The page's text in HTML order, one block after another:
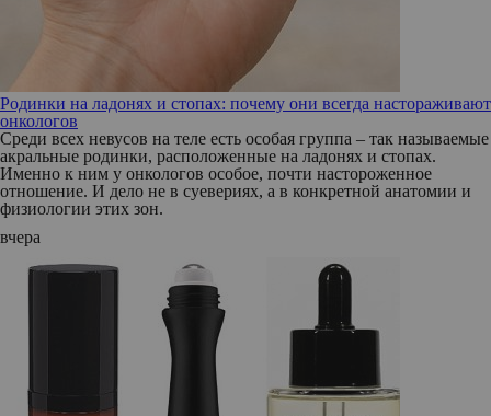
Родинки на ладонях и стопах: почему они всегда настораживают
онкологов
Среди всех невусов на теле есть особая группа – так называемые
акральные родинки, расположенные на ладонях и стопах.
Именно к ним у онкологов особое, почти настороженное
отношение. И дело не в суевериях, а в конкретной анатомии и
физиологии этих зон.
вчера